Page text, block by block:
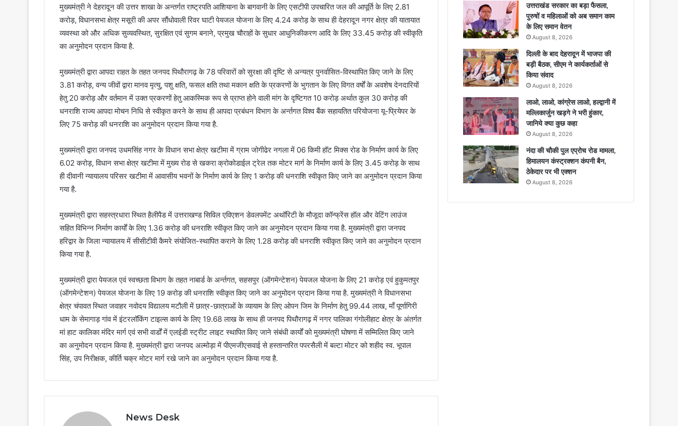
मुख्यमंत्री ने देहरादून की उत्तर शाखा के अन्तर्गत राष्ट्रपति आशियाना के बागवानी के लिए एसटीपी उपचारित जल की आपूर्ति के लिए 2.81
करोड़, विधानसभा क्षेत्र मसूरी की अपर सौंधोवाली रिवर घाटी पेयजल योजना के लिए 4.24 करोड़ के साथ ही देहरादून नगर क्षेत्र की यातायात
व्यवस्था को और अधिक सुव्यवस्थित, सुरक्षित एवं सुगम बनाने, प्रमुख चौराहों के सुधार आधुनिकीकरण आदि के लिए 33.45 करोड़ की स्वीकृति
का अनुमोदन प्रदान किया है.
मुख्यमंत्री द्वारा आपदा राहत के तहत जनपद पिथौरागढ़ के 78 परिवारों को सुरक्षा की दृष्टि से अन्यत्र पुनर्वासित-विस्थापित किए जाने के लिए
3.81 करोड़, वन्य जीवों द्वारा मानव मृत्यु, पशु क्षति, फसल क्षति तथा मकान क्षति के प्रकरणों के भुगतान के लिए विगत वर्षों के अवशेष देनदारियों
हेतु 20 करोड़ और वर्तमान में उक्त प्रकरणों हेतु आकस्मिक रूप से प्राप्त होने वाली मांग के दृष्टिगत 10 करोड़ अर्थात कुल 30 करोड़ की
धनराशि राज्य आपदा मोचन निधि से स्वीकृत करने के साथ ही आपदा प्रबंधन विभाग के अर्न्तगत विश्व बैंक सहायतित परियोजना यू-प्रियेपर के
लिए 75 करोड़ की धनराशि का अनुमोदन प्रदान किया गया है.
मुख्यमंत्री द्वारा जनपद उधमसिंह नगर के विधान सभा क्षेत्र खटीमा में ग्राम जोगीढेर नगला में 06 किमी हॉट मिक्स रोड के निर्माण कार्य के लिए
6.02 करोड़, विधान सभा क्षेत्र खटीमा में मुख्य रोड से खकरा क्रोकोडाईल ट्रेल तक मोटर मार्ग के निर्माण कार्य के लिए 3.45 करोड़ के साथ
ही दीवानी न्यायालय परिसर खटीमा में आवासीय भवनों के निर्माण कार्य के लिए 1 करोड़ की धनराशि स्वीकृत किए जाने का अनुमोदन प्रदान किया
गया है.
मुख्यमंत्री द्वारा सहस्त्रधारा स्थित हैलीपैड में उत्तराखण्ड सिविल एविएशन डेवलपमेंट अथॉरिटी के मौजूदा कॉन्फ्रेंस हॉल और वेटिंग लाउंज
सहित विभिन्न निर्माण कार्यों के लिए 1.36 करोड़ की धनराशि स्वीकृत किए जाने का अनुमोदन प्रदान किया गया है. मुख्यमंत्री द्वारा जनपद
हरिद्वार के जिला न्यायालय में सीसीटीवी कैमरे संयोजित-स्थापित कराने के लिए 1.28 करोड़ की धनराशि स्वीकृत किए जाने का अनुमोदन प्रदान
किया गया है.
मुख्यमंत्री द्वारा पेयजल एवं स्वच्छता विभाग के तहत नाबार्ड के अर्न्तगत, सहसपुर (ऑगमेन्टेशन) पेयजल योजना के लिए 21 करोड़ एवं हुकुमतपुर
(ऑगमेन्टेशन) पेयजल योजना के लिए 19 करोड़ की धनराशि स्वीकृत किए जाने का अनुमोदन प्रदान किया गया है. मुख्यमंत्री ने विधानसभा
क्षेत्र चंपावत स्थित जवाहर नवोदय विद्यालय मटौली में छात्र-छात्राओं के व्यायाम के लिए ओपन जिम के निर्माण हेतु 99.44 लाख, माँ पूर्णागिरी
धाम के सेमागाड़ गांव में इंटरलॉकिंग टाइल्स कार्य के लिए 19.68 लाख के साथ ही जनपद पिथौरागढ़ में नगर पालिका गंगोलीहाट क्षेत्र के अंतर्गत
मां हाट कालिका मंदिर मार्ग एवं सभी वार्डों में एलईडी स्ट्रीट लाइट स्थापित किए जाने संबंधी कार्यों को मुख्यमंत्री घोषणा में सम्मिलित किए जाने
का अनुमोदन प्रदान किया है. मुख्यमंत्री द्वारा जनपद अल्मोड़ा में पीएमजीएसवाई से हस्तान्तरित पपरसैली में बल्टा मोटर को शहीद स्व. भूपाल
सिंह, उप निरीक्षक, कीर्ति चक्र मोटर मार्ग रखे जाने का अनुमोदन प्रदान किया गया है.
News Desk
उत्तराखंड सरकार का बड़ा फैसला,
पुरुषों व महिलाओं को अब समान काम
के लिए समान वेतन
August 8, 2026
दिल्ली के बाद देहरादून में भाजपा की
बड़ी बैठक, सीएम ने कार्यकर्ताओं से
किया संवाद
August 8, 2026
लाओ, लाओ, कांग्रेस लाओ, हल्द्वानी में
मल्लिकार्जुन खड़गे ने भरी हुंकार,
जानिये क्या कुछ कहा
August 8, 2026
नंदा की चौकी पुल एप्रोच रोड मामला,
हिमालयन कंस्ट्रक्शन कंपनी बैन,
ठेकेदार पर भी एक्शन
August 8, 2026